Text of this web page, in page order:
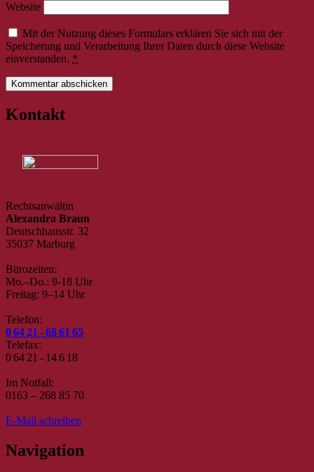
Website
Mit der Nutzung dieses Formulars erklären Sie sich mit der
Speicherung und Verarbeitung Ihrer Daten durch diese Website
einverstanden. *
Kontakt
Rechtsanwältin
Alexandra Braun
Deutschhausstr. 32
35037 Marburg
Bürozeiten:
Mo.–Do.: 9-18 Uhr
Freitag: 9–14 Uhr
Telefon:
0 64 21 - 68 61 65
Telefax:
0 64 21 - 14 6 18
Im Notfall:
0163 – 268 85 70
E-Mail schreiben
Navigation